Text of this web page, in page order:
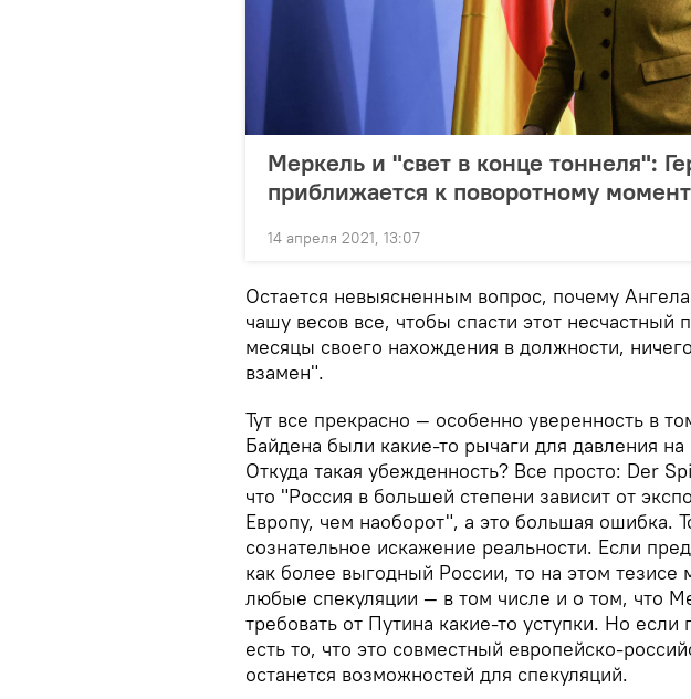
Меркель и "свет в конце тоннеля":
приближается к поворотному
14 апреля 2021, 13:07
Остается невыясненным вопрос, почему
чашу весов все, чтобы спасти этот несчастный
месяцы своего нахождения в должности,
взамен".
Тут все прекрасно — особенно уверенность в
Байдена были какие-то рычаги для давления
Откуда такая убежденность? Все просто: Der
что "Россия в большей степени зависит от
Европу, чем наоборот", а это большая ошибка.
сознательное искажение реальности. Если
как более выгодный России, то на этом тезисе
любые спекуляции — в том числе и о том, что
требовать от Путина какие-то уступки. Но если
есть то, что это совместный европейско-
останется возможностей для спекуляций.